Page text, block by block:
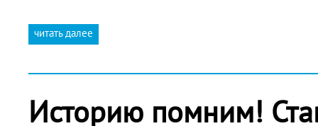
читать далее
Историю помним!